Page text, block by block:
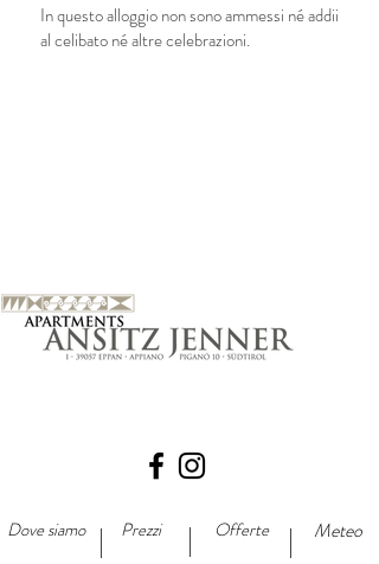
In questo alloggio non sono ammessi né addii
al celibato né altre celebrazioni.
Dove siamo Prezzi Offerte Meteo